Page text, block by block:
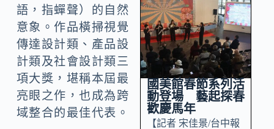
語，指蟬聲）的自然
意象。作品橫掃視覺
傳達設計類、產品設
計類及社會設計類三
項大獎，堪稱本屆最
亮眼之作，也成為跨
域整合的最佳代表。
國美館春節系列活
動登場 藝起探春
歡慶馬年
【記者 宋佳景/台中報